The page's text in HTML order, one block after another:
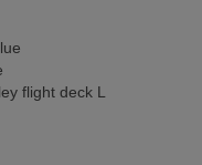
flight deck L